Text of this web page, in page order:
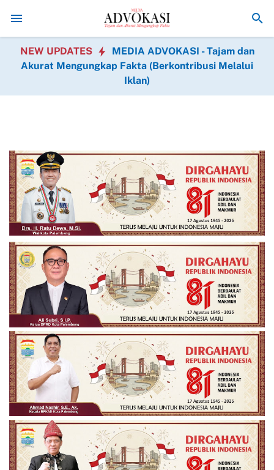
Semangat Pengabdian Tanpa Kenal Kata
NEW UPDATES
MEDIA ADVOKASI - Tajam dan
Akurat Mengungkap Fakta (Berkontribusi Melalui
Iklan)